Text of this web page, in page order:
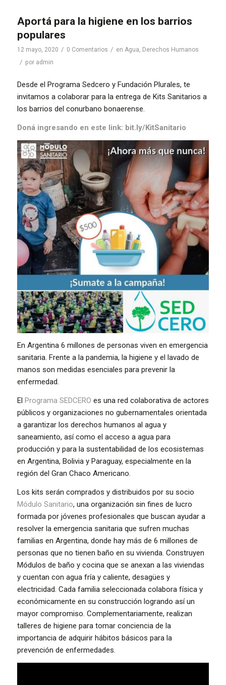
Aportá para la higiene en los barrios
populares
12 mayo, 2020 / 0 Comentarios / en Agua Derechos Humanos
/ por admin
Desde el Programa Sedcero y Fundación Plurales, te
invitamos a colaborar para la entrega de Kits Sanitarios a
los barrios del conurbano bonaerense.
Doná ingresando en este link: bit.ly/KitSanitario
En Argentina 6 millones de personas viven en emergencia
sanitaria. Frente a la pandemia, la higiene y el lavado de
manos son medidas esenciales para prevenir la
enfermedad.
El Programa SEDCERO es una red colaborativa de actores
públicos y organizaciones no gubernamentales orientada
a garantizar los derechos humanos al agua y
saneamiento, así como el acceso a agua para
producción y para la sustentabilidad de los ecosistemas
en Argentina, Bolivia y Paraguay, especialmente en la
región del Gran Chaco Americano.
Los kits serán comprados y distribuidos por su socio
Módulo Sanitario, una organización sin fines de lucro
formada por jóvenes profesionales que buscan ayudar a
resolver la emergencia sanitaria que sufren muchas
familias en Argentina, donde hay más de 6 millones de
personas que no tienen baño en su vivienda. Construyen
Módulos de baño y cocina que se anexan a las viviendas
y cuentan con agua fría y caliente, desagües y
electricidad. Cada familia seleccionada colabora física y
económicamente en su construcción logrando así un
mayor compromiso. Complementariamente, realizan
talleres de higiene para tomar conciencia de la
importancia de adquirir hábitos básicos para la
prevención de enfermedades.